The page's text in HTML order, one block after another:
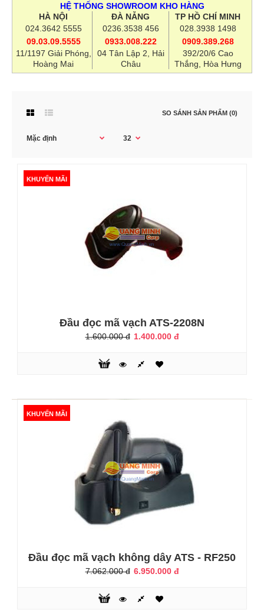
HỆ THỐNG SHOWROOM KHO HÀNG
HÀ NỘI
024.3642 5555
09.03.09.5555
11/1197 Giải Phóng,
Hoàng Mai
ĐÀ NẴNG
0236.3538 456
0933.008.222
04 Tân Lập 2, Hải
Châu
TP HỒ CHÍ MINH
028.3938 1498
0909.389.268
392/20/6 Cao
Thắng, Hòa Hưng
SO SÁNH SẢN PHẨM (0)
KHUYẾN MÃI
Đầu đọc mã vạch ATS-2208N
Đầu đọc mã vạch ATS-2208N là sản phẩm mới nhất bổ
sung vào dòng máy quét cầm tay có tốc độ đọc cao, thiết bị
ATS-2208N sử dụng cầm tay \Thông số kỹ thuậtCông nghệ:
Laser diodeTốc độ: 120 dòng/sChế độ quét: Tự động hoặc
bấm quétGiao tiếp: USB, chưa có chân đếĐộ rộng vạch nhỏ
nhất: 3 milGiao tiếp hệ thống: PC Keyboard Wedge, RS232,
USBNguồn sáng..
KHUYẾN MÃI
Đầu đọc mã vạch ATS-2208N
1.600.000 đ 1.400.000 đ
KHUYẾN MÃI
Đầu đọc mã vạch không dây ATS - RF250
7.062.000 đ 6.950.000 đ